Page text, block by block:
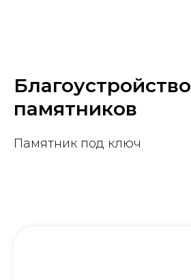
Благоустройство
памятников
Памятник под ключ